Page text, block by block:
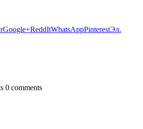
Google+ReddItWhatsAppPinterestЭл.
0 comments